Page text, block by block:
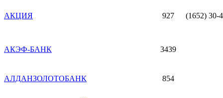
АКЦИЯ 927 (1652) 30-
АКЭФ-БАНК 3439
АЛДАНЗОЛОТОБАНК 854